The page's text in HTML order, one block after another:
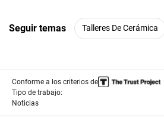
Seguir temas Talleres De Cerámica
Conforme a los criterios de
Tipo de trabajo:
Noticias